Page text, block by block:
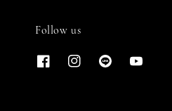
Follow us